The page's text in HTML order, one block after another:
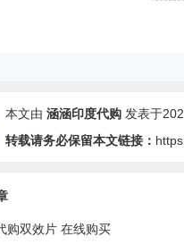
本文由 涵涵印度代购 发表于
转载请务必保留本文链接：
购双效片 在线购买